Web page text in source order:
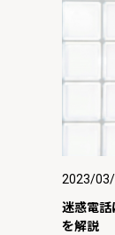
2023/
迷惑電
を解説